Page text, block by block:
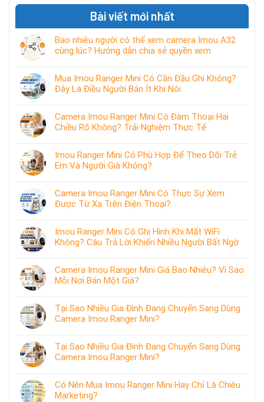
Bài viết mới nhất
Bao nhiêu người có thể xem camera Imou A32
cùng lúc? Hướng dẫn chia sẻ quyền xem
Mua Imou Ranger Mini Có Cần Đầu Ghi Không?
Đây Là Điều Người Bán Ít Khi Nói
Camera Imou Ranger Mini Có Đàm Thoại Hai
Chiều Rõ Không? Trải Nghiệm Thực Tế
Imou Ranger Mini Có Phù Hợp Để Theo Dõi Trẻ
Em Và Người Già Không?
Camera Imou Ranger Mini Có Thực Sự Xem
Được Từ Xa Trên Điện Thoại?
Imou Ranger Mini Có Ghi Hình Khi Mất WiFi
Không? Câu Trả Lời Khiến Nhiều Người Bất Ngờ
Camera Imou Ranger Mini Giá Bao Nhiêu? Vì Sao
Mỗi Nơi Bán Một Giá?
Tại Sao Nhiều Gia Đình Đang Chuyển Sang Dùng
Camera Imou Ranger Mini?
Tại Sao Nhiều Gia Đình Đang Chuyển Sang Dùng
Camera Imou Ranger Mini?
Có Nên Mua Imou Ranger Mini Hay Chỉ Là Chiêu
Marketing?